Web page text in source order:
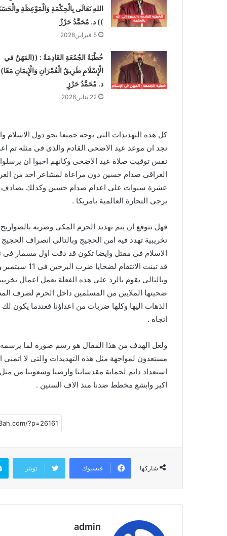
اللهِ تَعَالَى بِالْحِكْمَةِ وَالْمَوْعِظَةِ
)) د. مُحَمَّدُ حَرْزٌ
5 فبراير,2026
خُطْبَةُ الجُمُعَةِ القَادِمَةُ : ((المَهَنُ في
الْإِسْلَامِ طَرِيقُ الْعُمْرَانِ وَالْإِيمَانِ
د. مُحَمَّدُ حَرْزٍ
22 يناير,2026
كل هذه التهديدات التى توجه جميعا نحو دول
نجد ان موعد عيد الاضحى القادم والذى فى مثله تم
نفس توقيت صلاة عيد الاضحى وكانهم احبوا ان
العراقى صدام حسين دون مراعاة لمشاعر احد من
برجى التجارة العالمية بامريكا .
فهل نتوقع ان يتم تهديد الحرم المكى وضربه
تخريبية تهدد فيه امن الحجيج وبالتالى انصراف
الاسلام فى مقتل وايضا تكون قد دقت اول مسمار فى
قد تبنت
وبالتالى يقوم بالرد على هذه الفعلة بعمل اعمال
ضحيتها الملايين من المسلمين داخل الحرم لصرف
الذهاب اليها وكلها ضربات من اعداؤنا فعندما
اتجاه .
ولعل الهدف من هذا المقال هو رسم صورة لما يرسمه
مستعدون لمواجهة مثل هذه التهديدات والتى لا
استعداد دائم لحماية مقدساتنا وارضنا وشعوبنا من
اكبر وابشع مخطط ضدنا منذ الاف السنين .
شاركها فيسبوك تويتر
admin